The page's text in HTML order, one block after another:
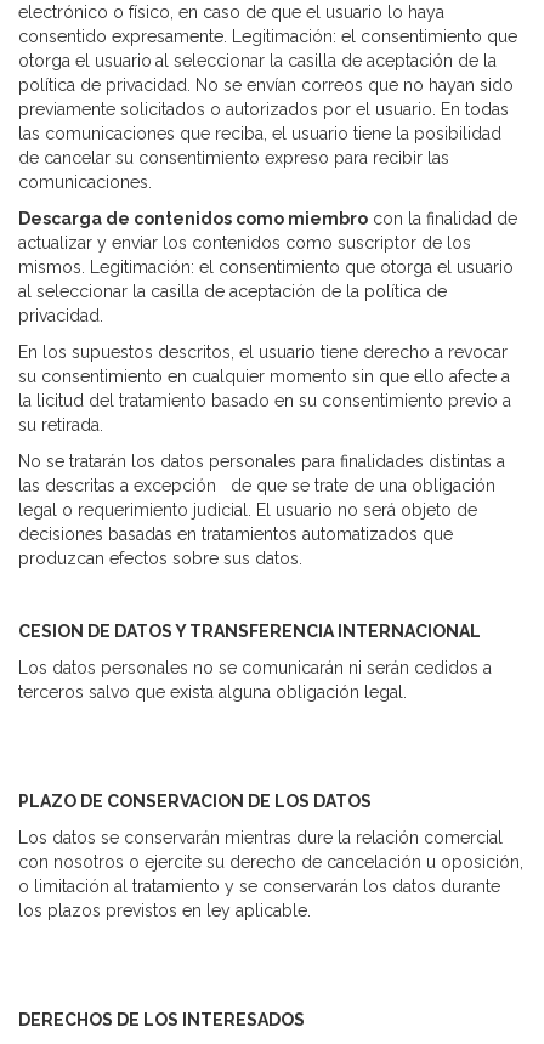
electrónico o físico, en caso de que el usuario lo haya
consentido expresamente. Legitimación: el consentimiento que
otorga el usuario al seleccionar la casilla de aceptación de la
política de privacidad. No se envían correos que no hayan sido
previamente solicitados o autorizados por el usuario. En todas
las comunicaciones que reciba, el usuario tiene la posibilidad
de cancelar su consentimiento expreso para recibir las
comunicaciones.
Descarga de contenidos como miembro con la finalidad de
actualizar y enviar los contenidos como suscriptor de los
mismos. Legitimación: el consentimiento que otorga el usuario
al seleccionar la casilla de aceptación de la política de
privacidad.
En los supuestos descritos, el usuario tiene derecho a revocar
su consentimiento en cualquier momento sin que ello afecte a
la licitud del tratamiento basado en su consentimiento previo a
su retirada.
No se tratarán los datos personales para finalidades distintas a
las descritas a excepción de que se trate de una obligación
legal o requerimiento judicial. El usuario no será objeto de
decisiones basadas en tratamientos automatizados que
produzcan efectos sobre sus datos.
CESION DE DATOS Y TRANSFERENCIA INTERNACIONAL
Los datos personales no se comunicarán ni serán cedidos a
terceros salvo que exista alguna obligación legal.
PLAZO DE CONSERVACION DE LOS DATOS
Los datos se conservarán mientras dure la relación comercial
con nosotros o ejercite su derecho de cancelación u oposición,
o limitación al tratamiento y se conservarán los datos durante
los plazos previstos en ley aplicable.
DERECHOS DE LOS INTERESADOS